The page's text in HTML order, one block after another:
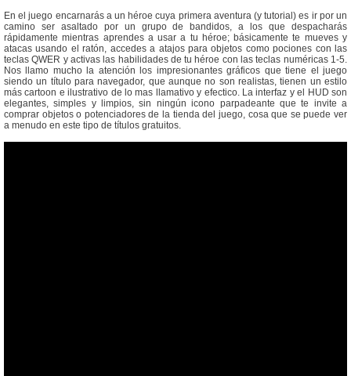
En el juego encarnarás a un héroe cuya primera aventura (y tutorial) es ir por un
camino ser asaltado por un grupo de bandidos, a los que despacharás
rápidamente mientras aprendes a usar a tu héroe; básicamente te mueves y
atacas usando el ratón, accedes a atajos para objetos como pociones con las
teclas QWER y activas las habilidades de tu héroe con las teclas numéricas 1-5.
Nos llamo mucho la atención los impresionantes gráficos que tiene el juego
siendo un título para navegador, que aunque no son realistas, tienen un estilo
más cartoon e ilustrativo de lo mas llamativo y efectico. La interfaz y el HUD son
elegantes, simples y limpios, sin ningún icono parpadeante que te invite a
comprar objetos o potenciadores de la tienda del juego, cosa que se puede ver
a menudo en este tipo de títulos gratuitos.